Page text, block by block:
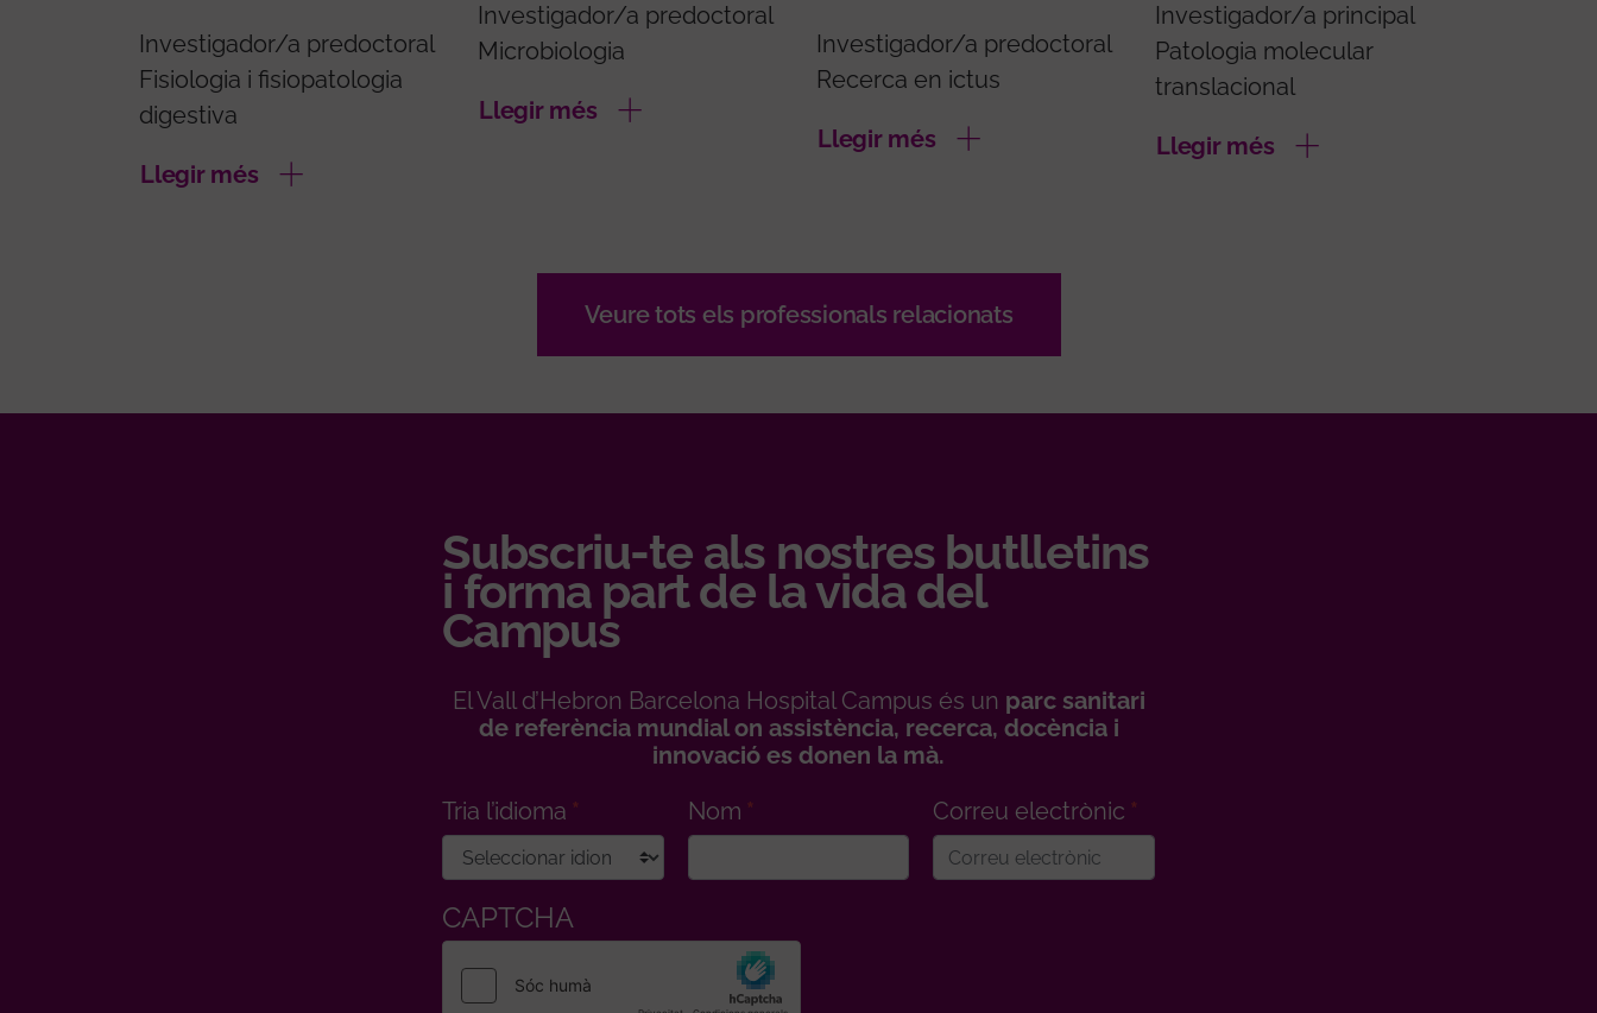
Investigador/a predoctoral
Fisiologia i fisiopatologia
digestiva
Llegir més
Investigador/a predoctoral
Microbiologia
Llegir més
Investigador/a predoctoral
Recerca en ictus
Llegir més
Investigador/a principal
Patologia molecular
translacional
Llegir més
Veure tots els professionals relacionats
Subscriu-te als nostres butlletins
i forma part de la vida del
Campus
El Vall d’Hebron Barcelona Hospital Campus és un parc sanitari
de referència mundial on assistència, recerca, docència i
innovació es donen la mà.
Tria l’idioma
Nom Correu electrònic
CAPTCHA